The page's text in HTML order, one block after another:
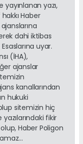
yazı,
Haber
dahi iktibas
uyar.
(İHA),
ajanslar
kanallarından
hukuki
sitemizin hiç
fikir
Haber Poligon